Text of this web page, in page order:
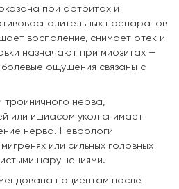
при артритах и
препаратов
воспаление, снимает отек и
назначают при миозитах —
ощущения связаны с
тройничного нерва,
или ишиасом укол снимает
нерва. Неврологи
или сильных головных
нарушениями.
пациентам после